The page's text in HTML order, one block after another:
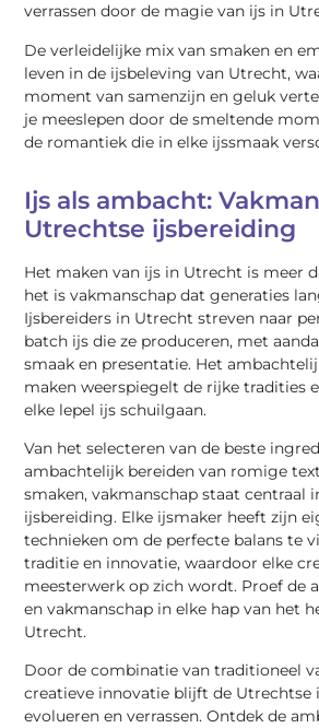
verrassen door de magie van ijs in
De verleidelijke mix van smaken en
leven in de ijsbeleving van Utrecht,
moment van samenzijn en geluk
je meeslepen door de smeltende
de romantiek die in elke ijssmaak
Ijs als ambacht:
Utrechtse ijsbereiding
Het maken van ijs in Utrecht is meer
het is vakmanschap dat generaties
Ijsbereiders in Utrecht streven naar
batch ijs die ze produceren, met
smaak en presentatie. Het
maken weerspiegelt de rijke tradities
elke lepel ijs schuilgaan.
Van het selecteren van de beste
ambachtelijk bereiden van romige
smaken, vakmanschap staat centraal
ijsbereiding. Elke ijsmaker heeft zijn
technieken om de perfecte balans te
traditie en innovatie, waardoor elke
meesterwerk op zich wordt. Proef de
en vakmanschap in elke hap van het
Utrecht.
Door de combinatie van traditioneel
creatieve innovatie blijft de Utrechtse
evolueren en verrassen. Ontdek de